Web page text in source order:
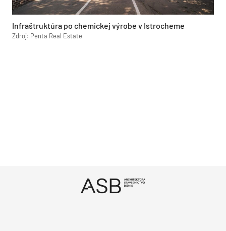
Infraštruktúra po chemickej výrobe v Istrocheme
Zdroj: Penta Real Estate